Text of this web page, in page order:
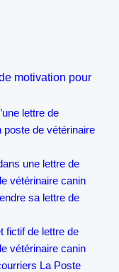
motivation pour
lettre de
poste de vétérinaire
une lettre de
vétérinaire canin
sa lettre de
fictif de lettre de
vétérinaire canin
La Poste